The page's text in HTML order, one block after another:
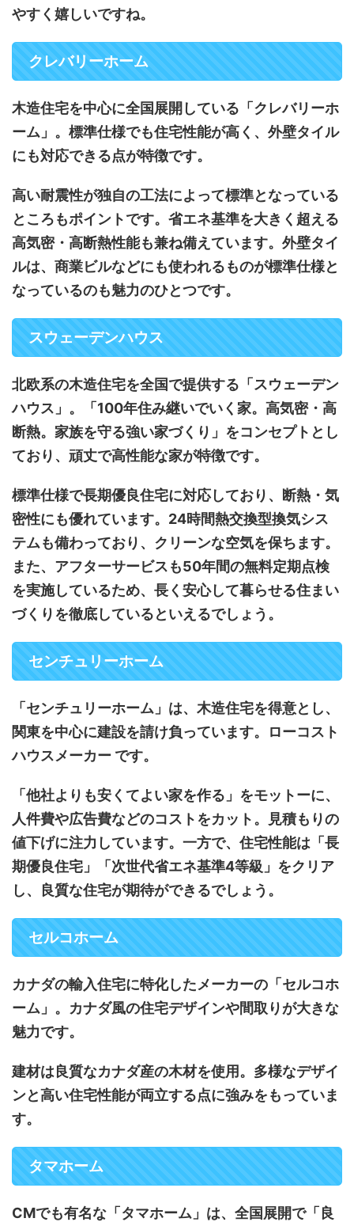
やすく嬉しいですね。
クレバリーホーム
木造住宅を中心に全国展開している「クレバリーホ
ーム」。標準仕様でも住宅性能が高く、外壁タイル
にも対応できる点が特徴です。
高い耐震性が独自の工法によって標準となっている
ところもポイントです。省エネ基準を大きく超える
高気密・高断熱性能も兼ね備えています。外壁タイ
ルは、商業ビルなどにも使われるものが標準仕様と
なっているのも魅力のひとつです。
スウェーデンハウス
北欧系の木造住宅を全国で提供する「スウェーデン
ハウス」。「100年住み継いでいく家。高気密・高
断熱。家族を守る強い家づくり」をコンセプトとし
ており、頑丈で高性能な家が特徴です。
標準仕様で長期優良住宅に対応しており、断熱・気
密性にも優れています。24時間熱交換型換気シス
テムも備わっており、クリーンな空気を保ちます。
また、アフターサービスも50年間の無料定期点検
を実施しているため、長く安心して暮らせる住まい
づくりを徹底しているといえるでしょう。
センチュリーホーム
「センチュリーホーム」は、木造住宅を得意とし、
関東を中心に建設を請け負っています。ローコスト
ハウスメーカー です。
「他社よりも安くてよい家を作る」をモットーに、
人件費や広告費などのコストをカット。見積もりの
値下げに注力しています。一方で、住宅性能は「長
期優良住宅」「次世代省エネ基準4等級」をクリア
し、良質な住宅が期待ができるでしょう。
セルコホーム
カナダの輸入住宅に特化したメーカーの「セルコホ
ーム」。カナダ風の住宅デザインや間取りが大きな
魅力です。
建材は良質なカナダ産の木材を使用。多様なデザイ
ンと高い住宅性能が両立する点に強みをもっていま
す。
タマホーム
CMでも有名な「タマホーム」は、全国展開で「良